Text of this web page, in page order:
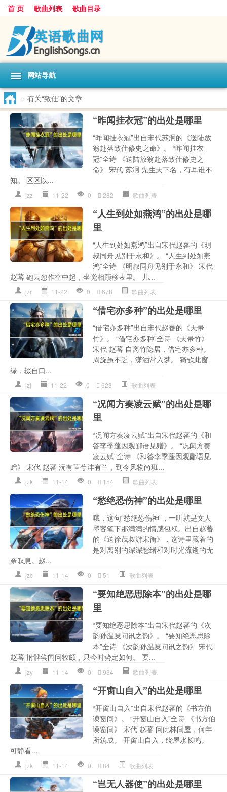
首 页 歌曲列表 歌曲目录
网站导航
> 有关“致仕”的文章
“昨闻挂衣冠”的出处是哪里
“昨闻挂衣冠”出自宋代苏泂的《送陆放
翁赴落致仕修史之命》。 “昨闻挂衣
冠”全诗 《送陆放翁赴落致仕修史之
命》 宋代 苏泂 先生天下名，有耳谁不
知。 区区以...
jzz 11-22 0 282 歌曲列表
“人生到处如燕鸿”的出处是哪
里
“人生到处如燕鸿”出自宋代赵蕃的《明
叔同舟见别于永和》。 “人生到处如燕
鸿”全诗 《明叔同舟见别于永和》 宋代
赵蕃 砲云忽作空中起，坐觉相顾移表里。 儿...
jzr 11-22 0 678 歌曲列表
“借宅亦多种”的出处是哪里
“借宅亦多种”出自宋代赵蕃的《天帚
竹》。 “借宅亦多种”全诗 《天帚竹》
宋代 赵蕃 自离竹隐居，借宅亦多种。
周旋虽不乏，潇洒常入梦。 猗欤此窗
绿，辍自口...
jzj 11-22 0 623 歌曲列表
“况闻方奏凌云赋”的出处是哪
里
“况闻方奏凌云赋”出自宋代赵蕃的《和
答李季蓬因观鄙语见赠》。 “况闻方奏
凌云赋”全诗 《和答李季蓬因观鄙语见
赠》 宋代 赵蕃 沅有茝兮沣有兰，到今风物尚班...
jzk 11-14 0 154 歌曲列表
“愁绝恐伤神”的出处是哪里
哦，这句“愁绝恐伤神”，一听就是文人
墨客笔下那满满的情感包袱。出自赵蕃
的《送徐茂叔游宋衡》，这诗里藏着的
是对离别的深深愁绪和对时光流逝的无
奈叹息。赵...
jzc 11-14 0 51 歌曲列表
“要知绝恶思除本”的出处是哪
里
“要知绝恶思除本”出自宋代赵蕃的《次
韵孙温叟问讯之韵》。 “要知绝恶思除
本”全诗 《次韵孙温叟问讯之韵》 宋代
赵蕃 拊髀尝闻问牧颇，只今时势定如何。 要...
jzy 11-14 0 934 歌曲列表
“开窗山自入”的出处是哪里
“开窗山自入”出自宋代赵蕃的《书方伯
谟窗间》。 “开窗山自入”全诗 《书方伯
谟窗间》 宋代 赵蕃 问此林间屋，何年
所筑成。 开窗山自入，绕屋水长鸣。
可静看...
jzk 11-14 0 84 歌曲列表
“岂无人器使”的出处是哪里